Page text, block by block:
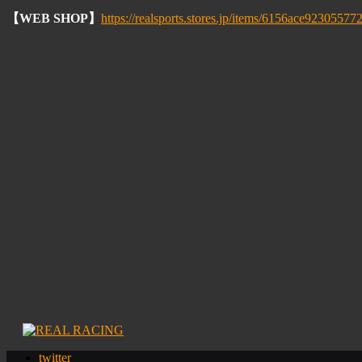
【WEB SHOP】 https://realsports.stores.jp/items/
twitter